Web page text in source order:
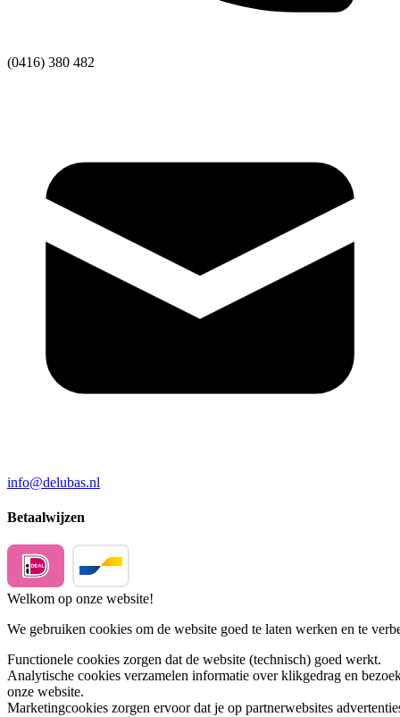
(0416) 380 482
info@delubas.nl
Betaalwijzen
Welkom op onze website!
We gebruiken cookies om de website goed te laten werken en te
Functionele cookies zorgen dat de website (technisch) goed werkt.
Analytische cookies verzamelen informatie over klikgedrag en
onze website.
Marketingcookies zorgen ervoor dat je op partnerwebsites